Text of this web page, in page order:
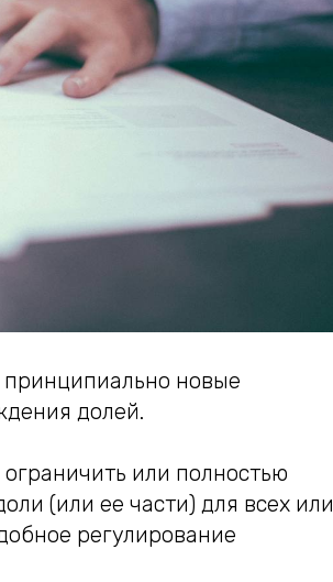
принципиально новые
долей.
или полностью
(или ее части) для всех или
регулирование